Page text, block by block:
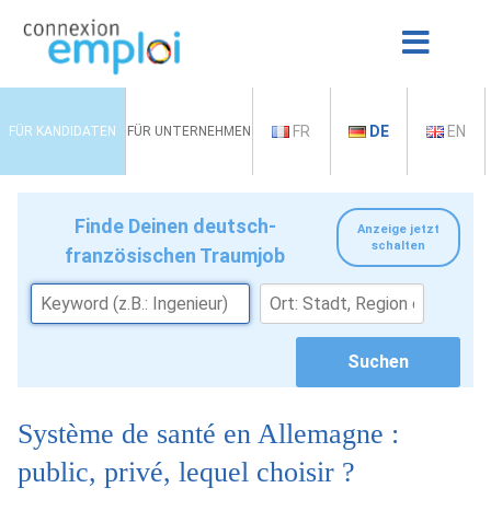
FÜR KANDIDATEN FÜR UNTERNEHMEN FR DE EN
Anzeige jetzt
schalten
Finde Deinen deutsch-
französischen Traumjob
Système de santé en Allemagne :
public, privé, lequel choisir ?